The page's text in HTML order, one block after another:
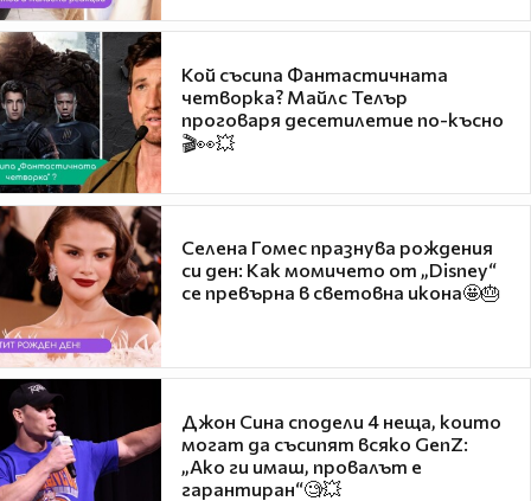
Кой съсипа Фантастичната
четворка? Майлс Телър
проговаря десетилетие по-късно
🎬👀💥
Селена Гомес празнува рождения
си ден: Как момичето от „Disney“
се превърна в световна икона🤩🎂
Джон Сина сподели 4 неща, които
могат да съсипят всяко GenZ:
„Ако ги имаш, провалът е
гарантиран“🧐💥